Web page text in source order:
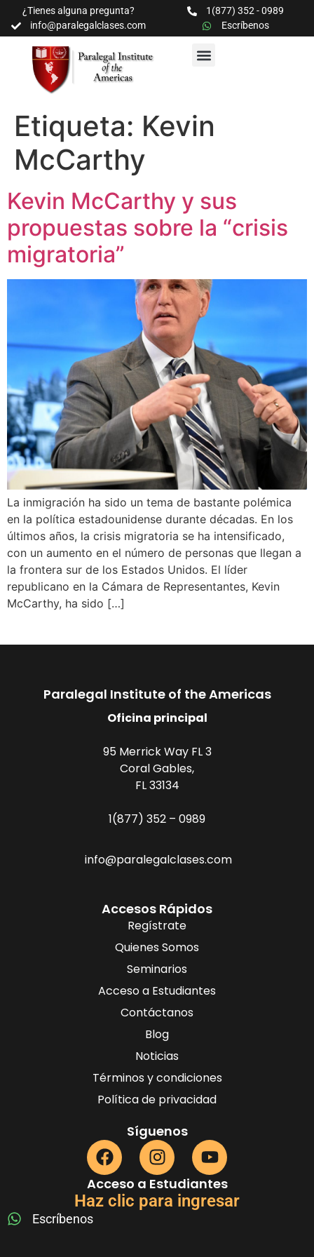
¿Tienes alguna pregunta?
1(877) 352 - 0989
info@paralegalclases.com
Escríbenos
Etiqueta: Kevin
McCarthy
Kevin McCarthy y sus
propuestas sobre la “crisis
migratoria”
La inmigración ha sido un tema de bastante polémica
en la política estadounidense durante décadas. En los
últimos años, la crisis migratoria se ha intensificado,
con un aumento en el número de personas que llegan a
la frontera sur de los Estados Unidos. El líder
republicano en la Cámara de Representantes, Kevin
McCarthy, ha sido […]
Paralegal Institute of the Americas
Oficina principal
95 Merrick Way FL 3
Coral Gables,
FL 33134
1(877) 352 – 0989
info@paralegalclases.com
Accesos Rápidos
Regístrate
Quienes Somos
Seminarios
Acceso a Estudiantes
Contáctanos
Blog
Noticias
Términos y condiciones
Política de privacidad
Síguenos
Acceso a Estudiantes
Haz clic para ingresar
Escríbenos